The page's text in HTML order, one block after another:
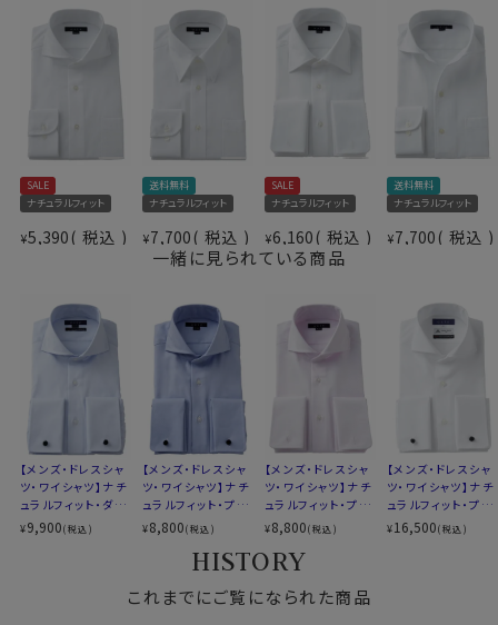
衿の開き角度が大きい、通常のワイドカラーとは一線を
アンタイド（ノーネクタイ）で着用するとややオープンカラ
ー気味に開く絶妙なラインがとても小粋！
タイドアップはもちろんですが、ビジネスシーンをアンタイ
着用するのに非常におすすめの衿型です。
そこで
ozieではネクタイとの相性がいいホリゾンタルカ
ラーをダブルカフス仕様にして生産。
ネクタイをしてもよし、ノーネクタイでもよしの市場に皆
無の珍しいダブルカフスシャツを作りました。
●ダブルカフスシャツ
袖口を折り返してカフリンクス（カフスボタン）で留める
カフス型＝ダブルカフス。
ジャケットの袖口から覗く立体感のあるカフスとカフリン
クスが魅せる、こだわりディティールです。
ワンランクアップのドレスシャツスタイルに！
仕様表
素材
綿100％（80番手双糸）
プレミアムコットン＝ペルヴィアンピマ
形態安定
ツイル（チェッカーフラッグパターン）
キーパー
取り外し式
前立て
裏前立て
後身頃
バックダーツ入り
ポケットなし
織柄無地
カフス
ダブルカフス
衿高
前3.0cm 後4.3cm
サイズC
S-37～LL-43・3L-45･4L-47cm
トールM-88・L-90・LL-90cm
全１２サイズ
ナチュラルフィット
SALE
ナチュラルフィット
¥5,390 税込
送料無料
ナチュラルフィット
¥7,700 税込
SALE
ナチュラルフィット
¥6,160 税込
送料無料
ナチュラルフィット
¥7,700 税込
一緒に見られている商品
【メンズ・ドレスシャ
ツ・ワイシャツ】ナチ
ュラルフィット・ダブ
ルカフス・プレミアム
コットン・120番手
¥9,900(税込)
【メンズ・ドレスシャ
ツ・ワイシャツ】ナチ
ュラルフィット・プレ
ミアムコットン・ダブ
ルカフス・形態安定・
ホリゾンタルカラ
ー・カッタウェイ
¥8,800(税込)
【メンズ・ドレスシャ
ツ・ワイシャツ】ナチ
ュラルフィット・プレ
ミアムコットン・ダブ
ルカフス・形態安定・
ホリゾンタルカラ
ー・カッタウェイ
¥8,800(税込)
【メンズ・ドレスシャ
ツ・ワイシャツ】ナチ
ュラルフィット・プレ
ミアムコットン・120
番手双糸・イタリア
¥16,500(税込)
HISTORY
これまでにご覧になられた商品